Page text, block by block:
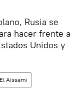
Rusia se
hacer frente a
Unidos y
Aissami